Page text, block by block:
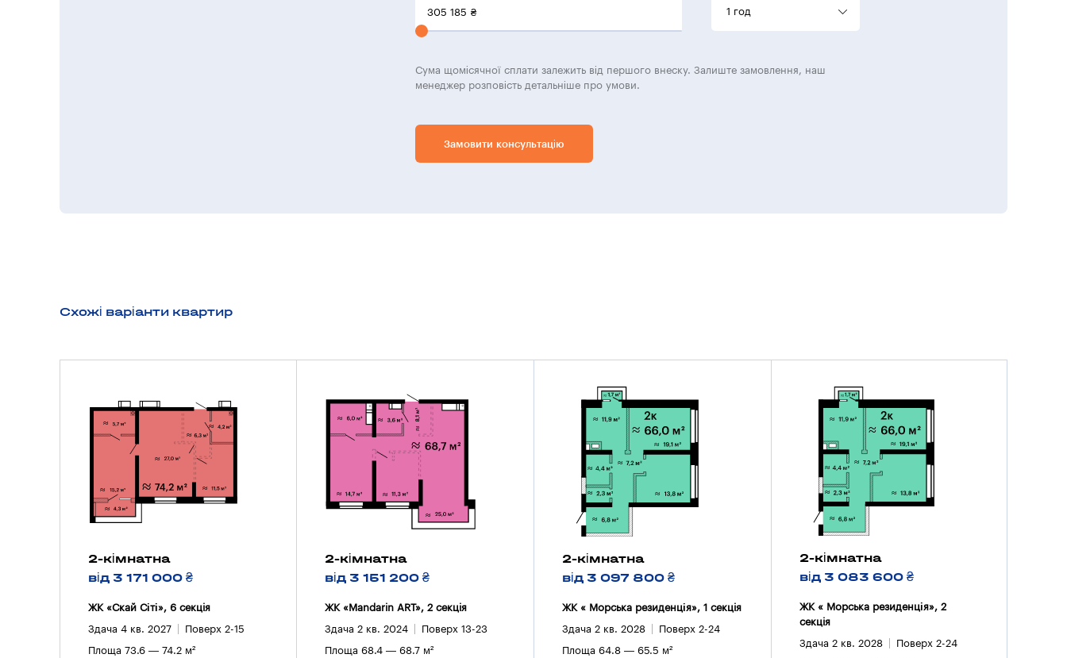
305 185 ₴ 1 год
Сума щомісячної сплати залежить від першого внеску. Залиште замовлення, наш
менеджер розповість детальніше про умови.
Замовити консультацію
Схожі варіанти квартир
2-кімнатна
від 3 171 000 ₴
ЖК «Скай Сіті», 6 секцiя
Здача 4 кв. 2027 Поверх 2-15
Площа 73.6 — 74.2 м²
2-кімнатна
від 3 151 200 ₴
ЖК «Mandarin ART», 2 секцiя
Здача 2 кв. 2024 Поверх 13-23
Площа 68.4 — 68.7 м²
2-кімнатна
від 3 097 800 ₴
ЖК « Морська резиденція», 1 секцiя
Здача 2 кв. 2028 Поверх 2-24
Площа 64.8 — 65.5 м²
2-кімнатна
від 3 083 600 ₴
ЖК « Морська резиденція», 2
секцiя
Здача 2 кв. 2028 Поверх 2-24